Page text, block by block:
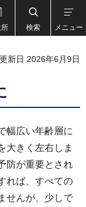
所 検索 メニュー
新日 2026年6月9日
幅広い年齢層に
大きく左右しま
防が重要とされ
れば、すべての
せんが、少しで